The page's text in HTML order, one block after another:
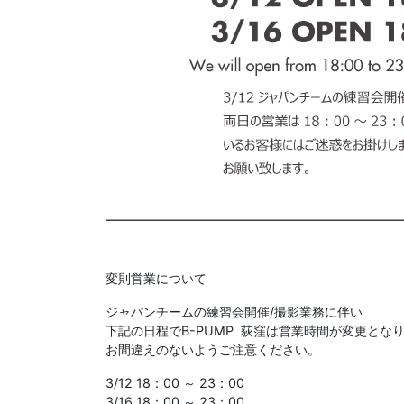
変則営業について
ジャパンチームの練習会開催/撮影業務に伴い
下記の日程でB-PUMP 荻窪は営業時間が変更とな
お間違えのないようご注意ください。
3/12 18：00 ～ 23：00